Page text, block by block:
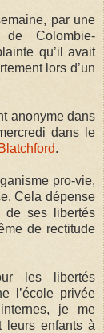
par une
de Colombie-
qu’il avait
lors d’un
anonyme dans
dans le
.
pro-vie,
Cela dépense
de ses libertés
de rectitude
les libertés
l’école privée
je me
leurs enfants à